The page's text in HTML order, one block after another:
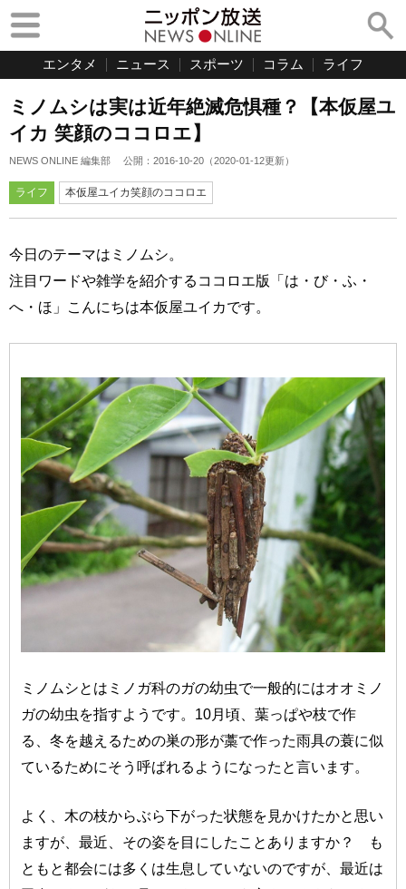
エンタメ ニュース スポーツ コラム ライフ
ミノムシは実は近年絶滅危惧種？【本仮屋ユ
イカ 笑顔のココロエ】
NEWS ONLINE 編集部 公開： 2016-10-20 （2020-01-12更新）
ライフ 本仮屋ユイカ笑顔のココロエ
今日のテーマはミノムシ。
注目ワードや雑学を紹介するココロエ版「は・び・ふ・
へ・ほ」こんにちは本仮屋ユイカです。
ミノムシとはミノガ科のガの幼虫で一般的にはオオミノ
ガの幼虫を指すようです。10月頃、葉っぱや枝で作
る、冬を越えるための巣の形が藁で作った雨具の蓑に似
ているためにそう呼ばれるようになったと言います。
よく、木の枝からぶら下がった状態を見かけたかと思い
ますが、最近、その姿を目にしたことありますか？ も
ともと都会には多くは生息していないのですが、最近は